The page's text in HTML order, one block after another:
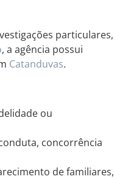
particulares,
, a agência possui
Catanduvas.
ou
concorrência
de familiares,